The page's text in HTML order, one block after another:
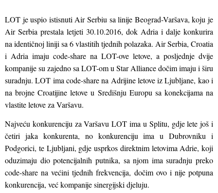
LOT je uspio istisnuti Air Serbiu sa linije Beograd-Varšava, koju je
Air Serbia prestala letjeti 30.10.2016, dok Adria i dalje konkurira
na identičnoj liniji sa 6 vlastitih tjednih polazaka. Air Serbia, Croatia
i Adria imaju code-share na LOT-ove letove, a posljednje dvije
kompanije su zajedno sa LOT-om u Star Alliance dočim imaju i širu
suradnju. LOT ima code-share na Adrijine letove iz Ljubljane, kao i
na brojne Croatijine letove u Središnju Europu sa konekcijama na
vlastite letove za Varšavu.
Najveću konkurenciju za Varšavu LOT ima u Splitu, gdje lete još i
četiri jaka konkurenta, no konkurenciju ima u Dubrovniku i
Podgorici, te Ljubljani, gdje usprkos direktnim letovima Adrie, koji
oduzimaju dio potencijalnih putnika, sa njom ima suradnju preko
code-share na većini tjednih frekvencija, dočim ovo i nije potpuna
konkurencija, već kompanije sinergijski djeluju.